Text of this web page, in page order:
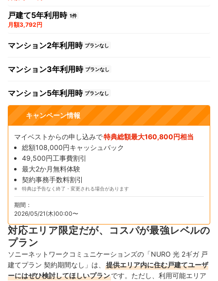
戸建て5年利用時 1件
月額3,792円
マンション2年利用時 プランなし
マンション3年利用時 プランなし
マンション5年利用時 プランなし
キャンペーン情報
マイベストからの申し込みで特典総額最大160,800円相当
総額108,000円キャッシュバック
49,500円工事費割引
最大2か月無料体験
契約事務手数料割引
特典は予告なく終了・変更される場合があります
期間：
2026/05/21(木)00:00〜
対応エリア限定だが、コスパが最強レベルの
プラン
ソニーネットワークコミュニケーションズの「NURO 光 2ギガ 戸
建てプラン 契約期間なし」は、
提供エリア内に住む戸建てユーザ
ーにはぜひ検討してほしいプランです。ただし、利用可能エリア